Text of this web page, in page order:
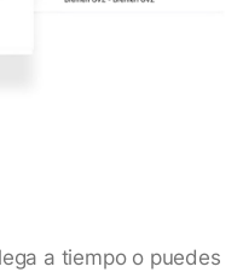
a tiempo o puedes